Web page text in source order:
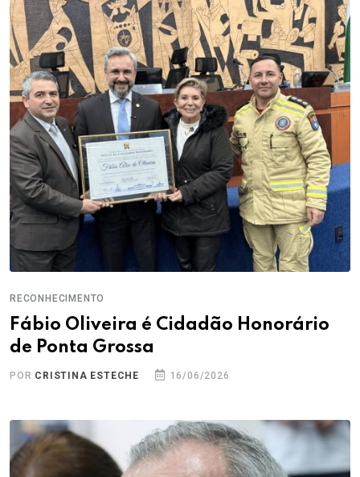
RECONHECIMENTO
Fábio Oliveira é Cidadão Honorário
de Ponta Grossa
POR CRISTINA ESTECHE 16/06/2026